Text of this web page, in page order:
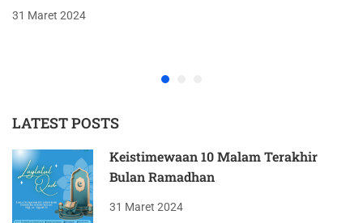
31 Maret 2024
LATEST POSTS
Keistimewaan 10 Malam Terakhir
Bulan Ramadhan
31 Maret 2024